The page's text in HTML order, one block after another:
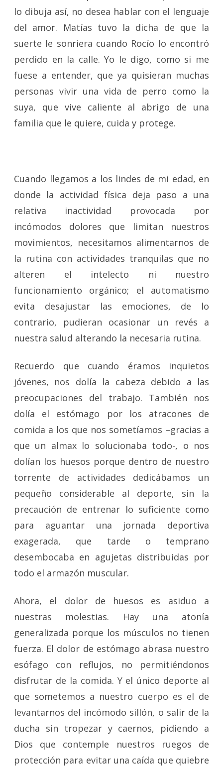
lo dibuja así, no desea hablar con el lenguaje
del amor. Matías tuvo la dicha de que la
suerte le sonriera cuando Rocío lo encontró
perdido en la calle. Yo le digo, como si me
fuese a entender, que ya quisieran muchas
personas vivir una vida de perro como la
suya, que vive caliente al abrigo de una
familia que le quiere, cuida y protege.
Cuando llegamos a los lindes de mi edad, en
donde la actividad física deja paso a una
relativa inactividad provocada por
incómodos dolores que limitan nuestros
movimientos, necesitamos alimentarnos de
la rutina con actividades tranquilas que no
alteren el intelecto ni nuestro
funcionamiento orgánico; el automatismo
evita desajustar las emociones, de lo
contrario, pudieran ocasionar un revés a
nuestra salud alterando la necesaria rutina.
Recuerdo que cuando éramos inquietos
jóvenes, nos dolía la cabeza debido a las
preocupaciones del trabajo. También nos
dolía el estómago por los atracones de
comida a los que nos sometíamos –gracias a
que un almax lo solucionaba todo-, o nos
dolían los huesos porque dentro de nuestro
torrente de actividades dedicábamos un
pequeño considerable al deporte, sin la
precaución de entrenar lo suficiente como
para aguantar una jornada deportiva
exagerada, que tarde o temprano
desembocaba en agujetas distribuidas por
todo el armazón muscular.
Ahora, el dolor de huesos es asiduo a
nuestras molestias. Hay una atonía
generalizada porque los músculos no tienen
fuerza. El dolor de estómago abrasa nuestro
esófago con reflujos, no permitiéndonos
disfrutar de la comida. Y el único deporte al
que sometemos a nuestro cuerpo es el de
levantarnos del incómodo sillón, o salir de la
ducha sin tropezar y caernos, pidiendo a
Dios que contemple nuestros ruegos de
protección para evitar una caída que quiebre